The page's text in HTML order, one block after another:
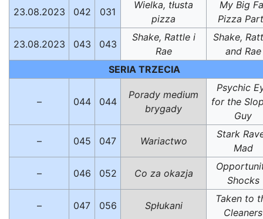
23.08.2023 042 031
Wielka, tłusta
pizza
My Big
Pizza
23.08.2023 043 043
Shake, Rattle i
Rae
Shake,
and Rae
SERIA TRZECIA
– 044 044
Porady medium
brygady
Psychic
for the
Guy
– 045 047 Wariactwo
Stark
Mad
– 046 052 Co za okazja
Shocks
– 047 056 Spłukani
Taken to
Cleaners